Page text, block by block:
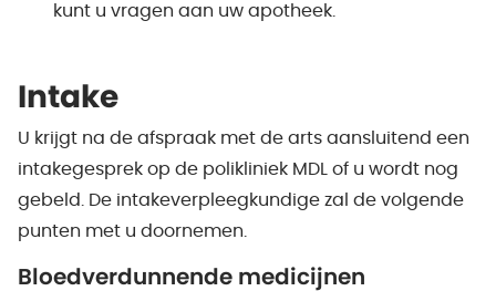
kunt u vragen aan uw apotheek.
Intake
U krijgt na de afspraak met de arts aansluitend een
intakegesprek op de polikliniek MDL of u wordt nog
gebeld. De intakeverpleegkundige zal de volgende
punten met u doornemen.
Bloedverdunnende medicijnen